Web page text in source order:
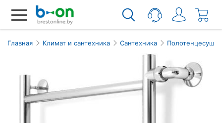
Главная Климат и сантехника Сантехника